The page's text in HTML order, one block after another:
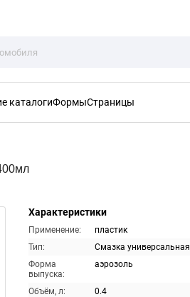
каталогиФормыСтраницы
Характеристики
Применение:
пластик
Тип:
Смазка универсальная
Форма
выпуска:
аэрозоль
Объём, л:
0.4